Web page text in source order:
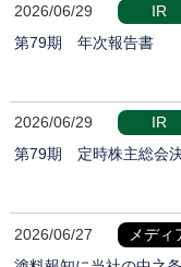
2026/06/29
IR
第79期 年次報告書
2026/06/29
IR
第79期 定時株主総会
2026/06/27
メディ